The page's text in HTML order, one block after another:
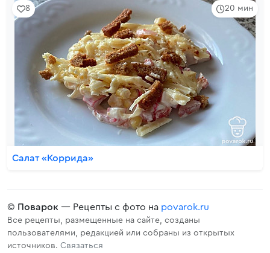
20 мин
8
Салат «Коррида»
© Поварок — Рецепты с фото на povarok.ru
Все рецепты, размещенные на сайте, созданы
пользователями, редакцией или собраны из открытых
источников. Связаться